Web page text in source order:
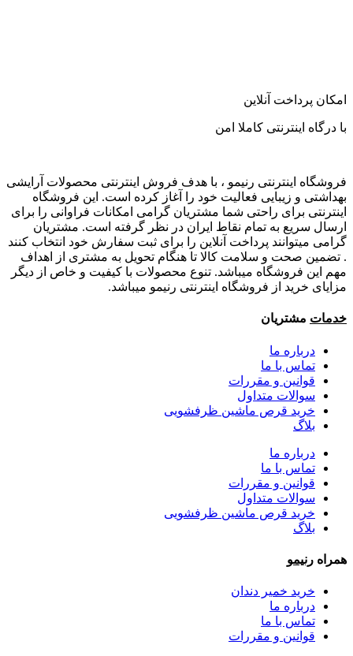
امکان پرداخت آنلاین
با درگاه اینترنتی کاملا امن
فروشگاه اینترنتی رنیمو ، با هدف فروش اینترنتی محصولات آرایشی
بهداشتی و زیبایی فعالیت خود را آغاز کرده است. این فروشگاه
اینترنتی برای راحتی شما مشتریان گرامی امکانات فراوانی را برای
ارسال سریع به تمام نقاط ایران در نظر گرفته است. مشتریان
گرامی میتوانند پرداخت آنلاین را برای ثبت سفارش خود انتخاب کنند
. تضمین صحت و سلامت کالا تا هنگام تحویل به مشتری از اهداف
مهم این فروشگاه میباشد. تنوع محصولات با کیفیت و خاص از دیگر
مزایای خرید از فروشگاه اینترنتی رنیمو میباشد.
خدمات مشتریان
درباره ما
تماس با ما
قوانین و مقررات
سوالات متداول
خرید قرص ماشین ظرفشویی
بلاگ
درباره ما
تماس با ما
قوانین و مقررات
سوالات متداول
خرید قرص ماشین ظرفشویی
بلاگ
همراه رنیمو
خرید خمیر دندان
درباره ما
تماس با ما
قوانین و مقررات